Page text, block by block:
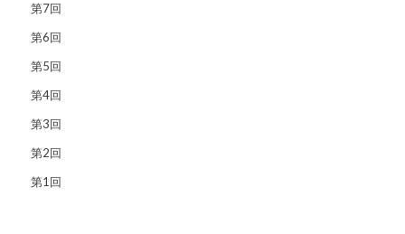
第7回
第6回
第5回
第4回
第3回
第2回
第1回